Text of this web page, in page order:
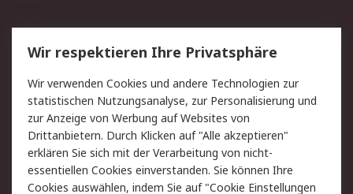
Service
Value Added Services
Lieferlösungen
Rücksendungen
Kontakt
Hilfe
Privatkunden
Rechtliches
AGB
Datenschutz
Wir respektieren Ihre Privatsphäre
Wir verwenden Cookies und andere Technologien zur
statistischen Nutzungsanalyse, zur Personalisierung und
zur Anzeige von Werbung auf Websites von
Drittanbietern. Durch Klicken auf "Alle akzeptieren"
erklären Sie sich mit der Verarbeitung von nicht-
essentiellen Cookies einverstanden. Sie können Ihre
Cookies auswählen, indem Sie auf "Cookie Einstellungen